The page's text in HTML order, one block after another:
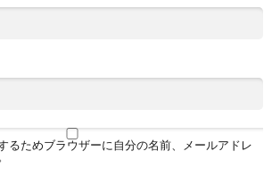
るためブラウザーに自分の名前、メールアドレ